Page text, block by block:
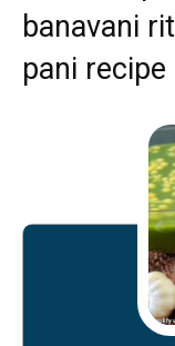
banavani
pani